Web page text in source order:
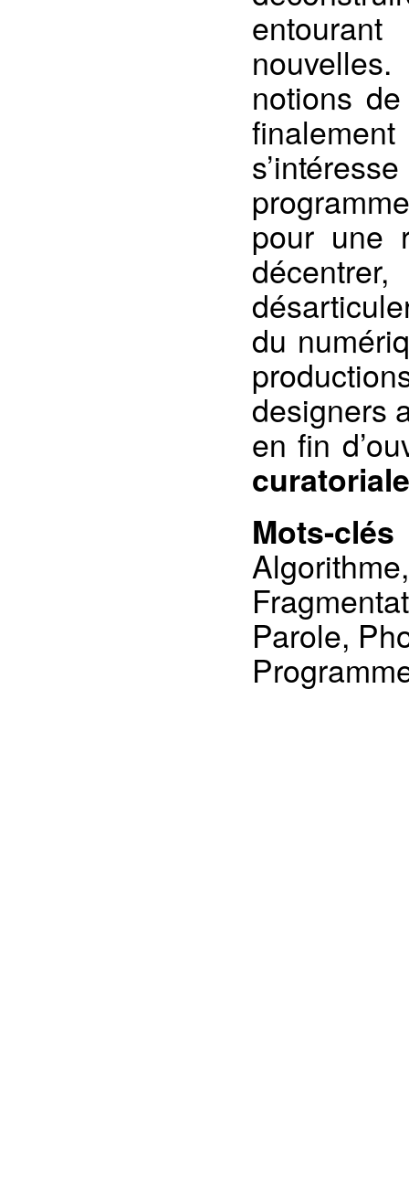
notions
pour une
du
designers
en fin
curatoriale
Mots-clés
Parole,